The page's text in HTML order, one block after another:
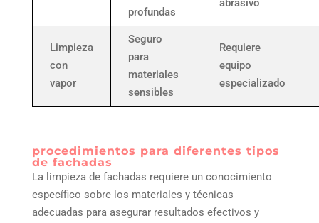
profundas
abrasivo
Limpieza
con
vapor
Seguro
para
materiales
sensibles
Requiere
equipo
especializado
procedimientos para diferentes tipos
de fachadas
La limpieza de fachadas requiere un conocimiento
específico sobre los materiales y técnicas
adecuadas para asegurar resultados efectivos y